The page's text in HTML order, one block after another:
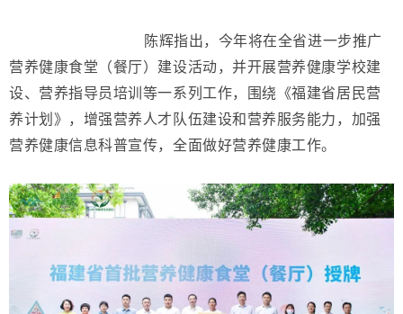
陈辉指出，今年将在全省进一步推广
营养健康食堂（餐厅）建设活动，并开展营养健康学校建
设、营养指导员培训等一系列工作，围绕《福建省居民营
养计划》，增强营养人才队伍建设和营养服务能力，加强
营养健康信息科普宣传，全面做好营养健康工作。